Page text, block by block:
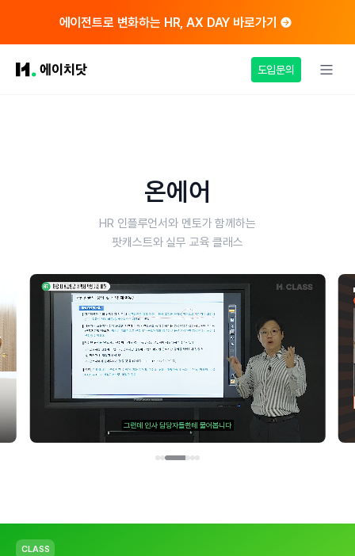
에이전트로 변화하는 HR, AX DAY 바로가기
도입문의
온에어
HR 인플루언서와 멘토가 함께하는
팟캐스트와 실무 교육 클래스
PODCAST
CLASS
CLASS